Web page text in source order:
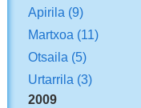
Apirila (9)
Martxoa (11)
Otsaila (5)
Urtarrila (3)
2009